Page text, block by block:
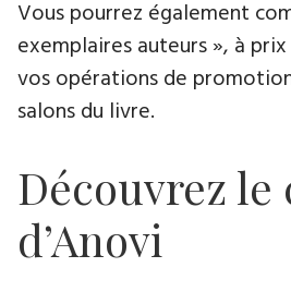
Vous pourrez également
exemplaires auteurs », à
vos opérations de
salons du livre.
Découvrez le
d’Anovi